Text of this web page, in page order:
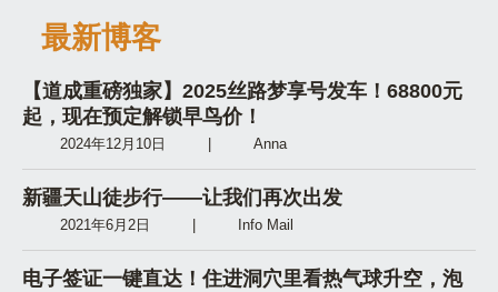
最新博客
【道成重磅独家】2025丝路梦享号发车！68800元
起，现在预定解锁早鸟价！
2024年12月10日 Anna
新疆天山徒步行——让我们再次出发
2021年6月2日 Info Mail
电子签证一键直达！住进洞穴里看热气球升空，泡